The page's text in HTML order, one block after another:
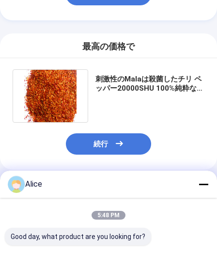
最高の価格で
刺激性のMalaは殺菌したチリ ペ
ッパー20000SHU 100%純粋な
続行
推薦されたプロダクト
Alice
5:48 PM
Good day, what product are you looking for?